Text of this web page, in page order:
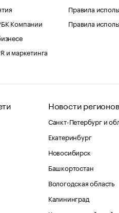
Компании
и маркетинга
Правила
Правила
Новости регионов
Санкт-Петербург и
Екатеринбург
Новосибирск
Башкортостан
Вологодская область
Калининград